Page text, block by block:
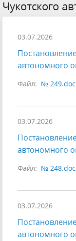
Чукотского
03.07.2026
автономного
Файл: №
03.07.2026
автономного
Файл: №
03.07.2026
автономного